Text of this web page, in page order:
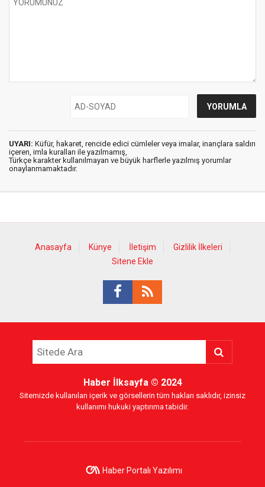
UYARI: Küfür, hakaret, rencide edici cümleler veya imalar, inançlara saldırı
içeren, imla kuralları ile yazılmamış,
Türkçe karakter kullanılmayan ve büyük harflerle yazılmış yorumlar
onaylanmamaktadır.
Anasayfa Künye İletişim
Gizlilik İlkeleri
Sitene Ekle
Haber İlksayfa© 2024
Sitemizde kullanılan içerik ve görsellerin tüm hakları saklıdır, izinsiz
kullanımı hukuki yaptırıma tabidir.
Haber Portalı Yazılımı